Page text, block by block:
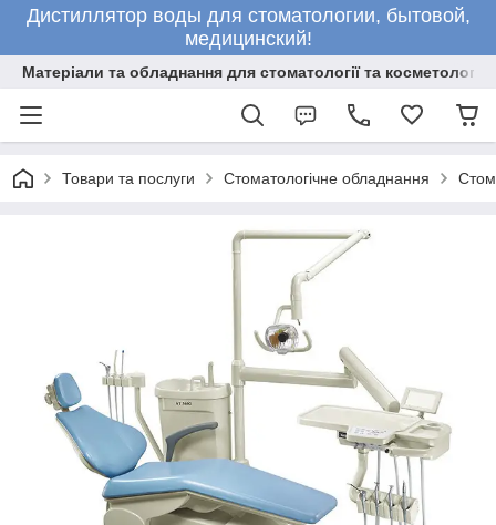
Дистиллятор воды для стоматологии, бытовой,
медицинский!
Матеріали та обладнання для стоматології та косметології
Товари та послуги Стоматологічне обладнання